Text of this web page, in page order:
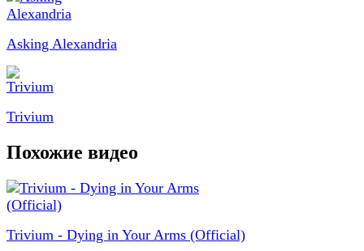
Asking Alexandria
Trivium
Похожие видео
Trivium - Dying in Your Arms (Official)